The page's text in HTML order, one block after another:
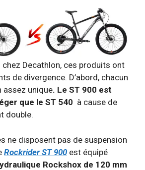
chez Decathlon, ces produits ont
de divergence. D’abord, chacun
assez unique. Le ST 900 est
que le ST 540 à cause de
double.
ne disposent pas de suspension
Rockrider ST 900 est équipé
Rockshox de 120 mm